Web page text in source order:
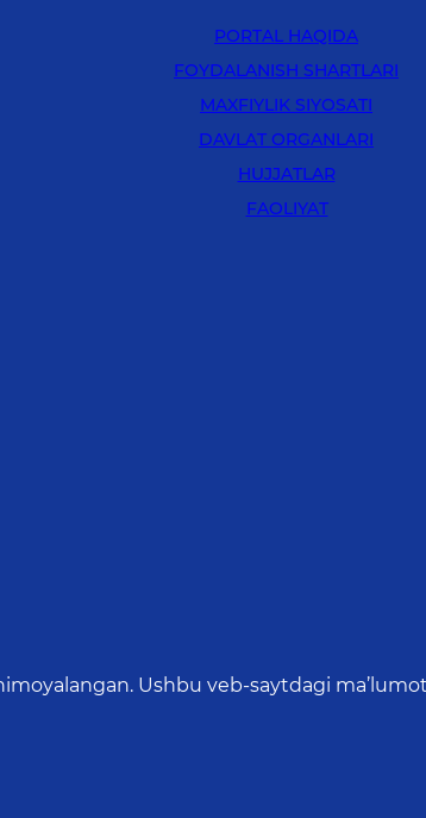
PORTAL HAQIDA
FOYDALANISH SHARTLARI
MAXFIYLIK SIYOSATI
DAVLAT ORGANLARI
HUJJATLAR
FAOLIYAT
Ushbu veb-saytdagi